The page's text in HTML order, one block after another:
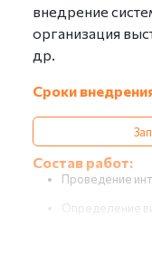
внедрение
организация
др.
Сроки
Состав работ:
Проведение
Определение